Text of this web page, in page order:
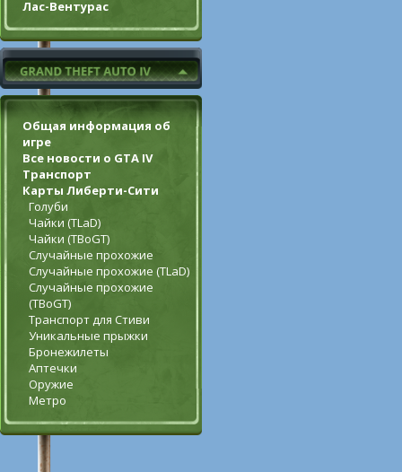
Лас-Вентурас
Общая информация об
игре
Все новости о GTA IV
Транспорт
Карты Либерти-Сити
Голуби
Чайки (TLaD)
Чайки (TBoGT)
Случайные прохожие
Случайные прохожие (TLaD)
Случайные прохожие
(TBoGT)
Транспорт для Стиви
Уникальные прыжки
Бронежилеты
Аптечки
Оружие
Метро